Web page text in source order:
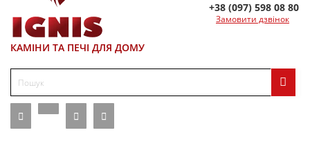
КАМІНИ ТА ПЕЧІ ДЛЯ ДОМУ
+38 (097) 598 08 80
Замовити дзвінок